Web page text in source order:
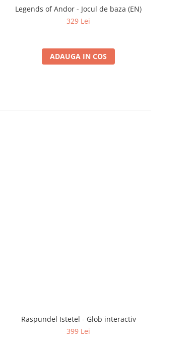
Legends of Andor - Jocul de baza (EN)
329 Lei
ADAUGA IN COS
Raspundel Istetel - Glob interactiv
399 Lei